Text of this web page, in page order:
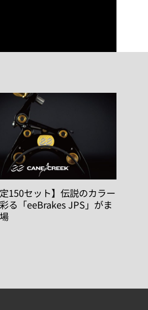
定150セット】伝説のカラー
る「eeBrakes JPS」がま